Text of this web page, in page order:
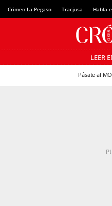
Crimen La Pegaso Tracjusa Habla
LEER
Pásate al